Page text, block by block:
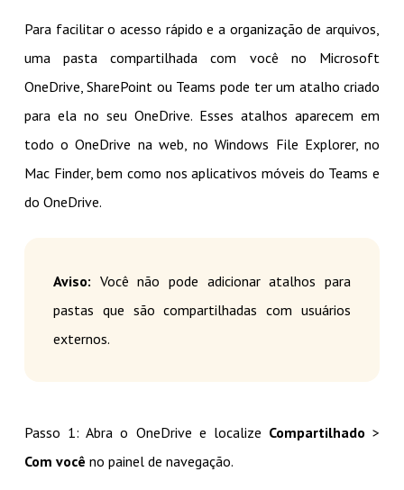
Para facilitar o acesso rápido e a organização de arquivos,
uma pasta compartilhada com você no Microsoft
OneDrive, SharePoint ou Teams pode ter um atalho criado
para ela no seu OneDrive. Esses atalhos aparecem em
todo o OneDrive na web, no Windows File Explorer, no
Mac Finder, bem como nos aplicativos móveis do Teams e
do OneDrive.
Aviso: Você não pode adicionar atalhos para
pastas que são compartilhadas com usuários
externos.
Passo 1: Abra o OneDrive e localize Compartilhado >
Com você no painel de navegação.